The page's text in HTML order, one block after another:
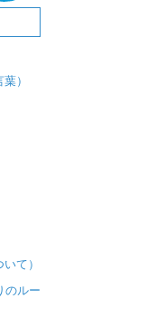
）
て）
のルー